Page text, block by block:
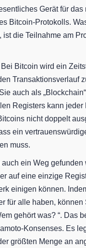
Gerät für
Bitcoin-Protokolls.
ist die Teilnahme am
Bitcoin wird ein
Transaktionsverlauf
auch als
Registers kann jeder
nicht doppelt
ein
muss.
auch ein Weg gefunden
auf eine einzige
einigen können.
für alle haben, können
gehört was? “. Das
Konsenses. Es
größten Menge an